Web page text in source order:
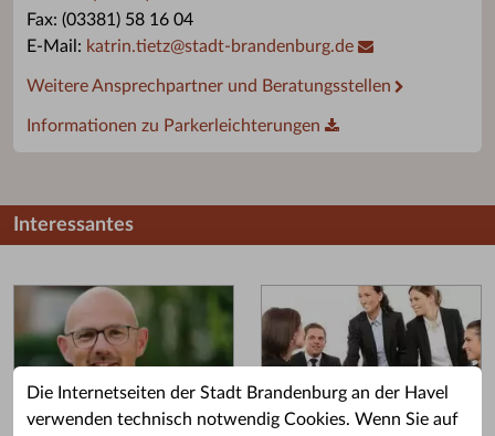
Die Internetseiten der Stadt Brandenburg an der Havel
verwenden technisch notwendig Cookies. Wenn Sie auf
Fax: (03381) 58 16 04
E-Mail: katrin.tietz@stadt-brandenburg.de
Weitere Ansprechpartner und Beratungsstellen
Informationen zu Parkerleichterungen
Interessantes